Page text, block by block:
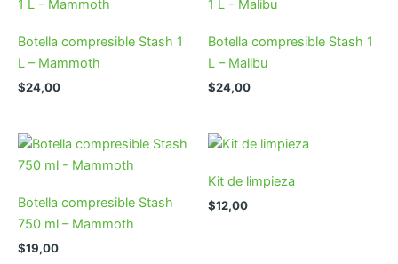
Botella compresible Stash 1
L – Mammoth
$24,00
Botella compresible Stash 1
L – Malibu
$24,00
Botella compresible Stash
750 ml – Mammoth
$19,00
Kit de limpieza
$12,00